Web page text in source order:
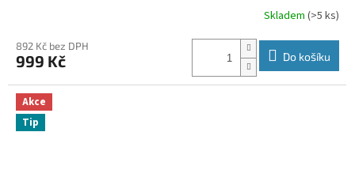
produktu
je
z
5
hvězdiček.
Skladem(>5 ks)
892 Kč bez DPH
999 Kč Do košíku
Akce
Tip